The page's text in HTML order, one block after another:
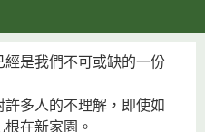
是我們不可或缺的一份
多人的不理解，即使如
在新家園。